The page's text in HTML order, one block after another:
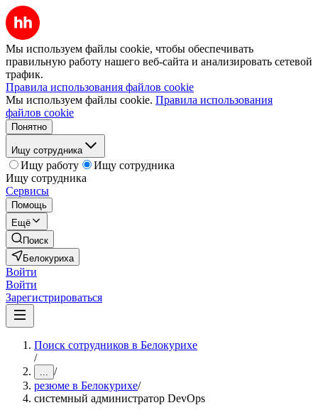
Мы используем файлы cookie, чтобы обеспечивать
правильную работу нашего веб-сайта и анализировать сетевой
трафик.
Правила использования файлов cookie
Мы используем файлы cookie. Правила использования
файлов cookie
Понятно
Ищу сотрудника
Ищу работу
Ищу сотрудника
Ищу сотрудника
Сервисы
Помощь
Ещё
Поиск
Белокуриха
Войти
Войти
Зарегистрироваться
Поиск сотрудников в Белокурихе
/
... /
резюме в Белокурихе/
системный администратор DevOps